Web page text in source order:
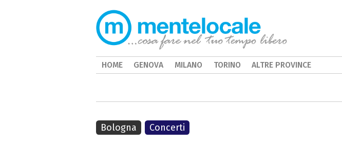
Bologna Concerti
HOME GENOVA MILANO TORINO ALTRE PROVINCE